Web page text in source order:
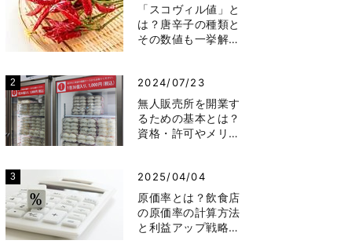
「スコヴィル値」と
は？唐辛子の種類と
その数値も一挙解…
2024/07/23
無人販売所を開業す
るための基本とは？
資格・許可やメリ…
2025/04/04
原価率とは？飲食店
の原価率の計算方法
と利益アップ戦略…